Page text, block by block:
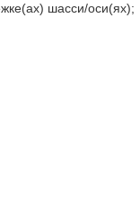
шасси/оси(ях);